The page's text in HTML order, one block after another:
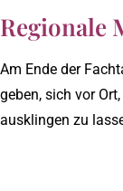
Regionale
Am Ende der
geben, sich vor
ausklingen zu